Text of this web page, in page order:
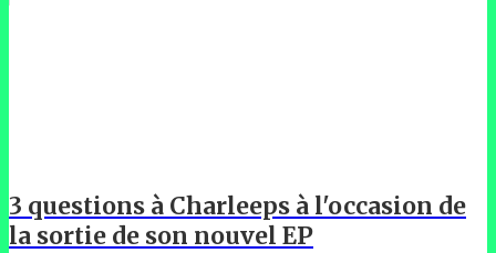
3 questions à Charleeps à l'occasion de
la sortie de son nouvel EP